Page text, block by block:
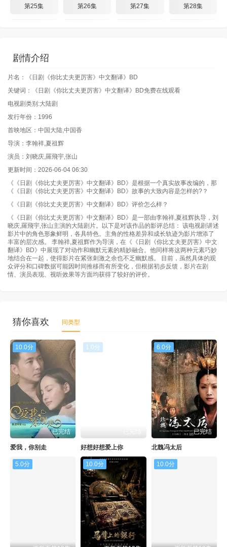
第25集 第26集 第27集 第28集
剧情介绍
片名：《日剧《你比丈夫更厉害》中文翻译》BD
关键词：《日剧《你比丈夫更厉害》中文翻译》BD免费在线观看
电视剧类别:大陆剧
发行年份：1996
首映地区：中国大陆,中国香
导演：李翰祥,夏祖辉
演员：刘晓庆,羅飛宇,张山
更新时间：2026-06-04 06:30
《《日剧《你比丈夫更厉害》中文翻译》BD》是根据一个真实故事改编的，那
《《日剧《你比丈夫更厉害》中文翻译》BD》故事的大致内容是怎样的?？
《《日剧《你比丈夫更厉害》中文翻译》BD》评价怎么样？
《《日剧《你比丈夫更厉害》中文翻译》BD》是一部由李翰祥,夏祖辉执导，刘
晓庆,羅飛宇,张山主演的大陆剧片。以下是对该作品的影评总结： 该电视剧讲述
影片中的角色形象鲜明，各具特色。主角的性格差异和成长轨迹为影片增添了
丰富的层次感。 李翰祥,夏祖辉作为导演，在《《日剧《你比丈夫更厉害》中文
翻译》BD》中展现了对动作和幽默元素的精妙融合。他同样将这两种元素巧妙
地结合在一起，使得影片在紧张刺激之余也不乏幽默感。 目前，虽然具体的观
众评分和口碑数据可能因时间推移而有所变化，但根据初步反馈，影片在剧
情、演员表现、视听效果等方面均获得了较好的评价。
猜你喜欢 同类型
10.0分
已完结
爱我，你别走
1.0分
好想好想爱上你
6.0分
已完结
北魏冯太后
5.0分 10.0分 10.0分